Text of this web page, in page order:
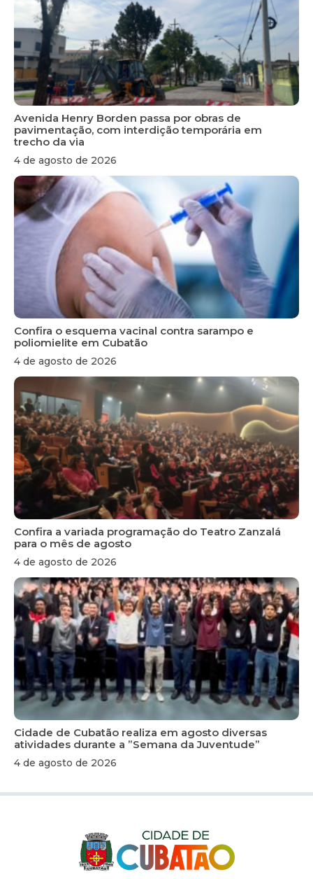
Avenida Henry Borden passa por obras de
pavimentação, com interdição temporária em
trecho da via
4 de agosto de 2026
Confira o esquema vacinal contra sarampo e
poliomielite em Cubatão
4 de agosto de 2026
Confira a variada programação do Teatro Zanzalá
para o mês de agosto
4 de agosto de 2026
Cidade de Cubatão realiza em agosto diversas
atividades durante a ”Semana da Juventude”
4 de agosto de 2026